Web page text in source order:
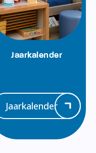
Jaarkalender
Jaarkalender